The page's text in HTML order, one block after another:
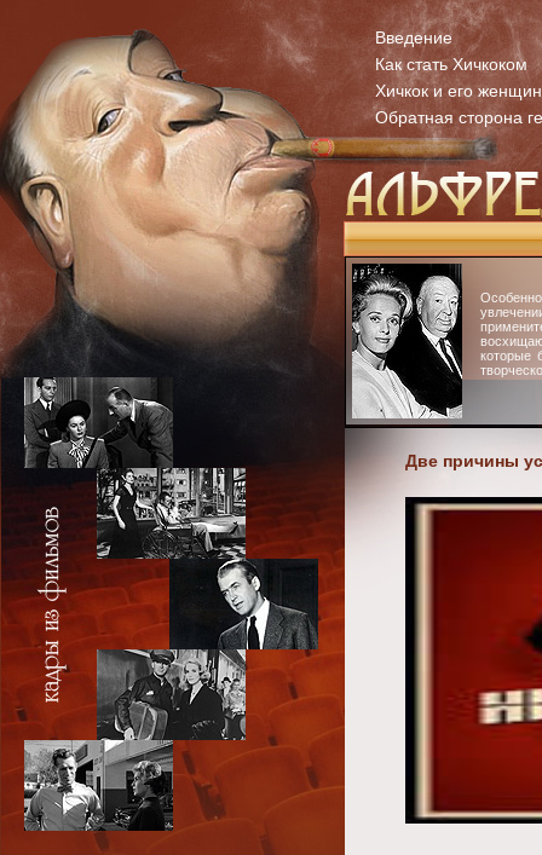
Введение
Как стать Хичкоком
Хичкок и его
Обратная сторона
которые
Две причины